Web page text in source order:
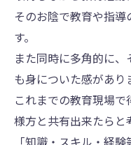
そのお陰で教育や指
す。
また同時に多角的に
も身についた感があり
これまでの教育現場
様方と共有出来たらと